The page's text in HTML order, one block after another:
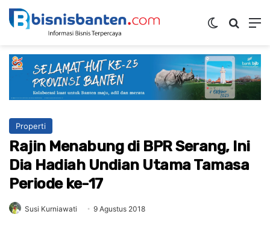
Switch skin
Properti
Rajin Menabung di BPR Serang, Ini
Dia Hadiah Undian Utama Tamasa
Periode ke-17
Susi Kurniawati 9 Agustus 2018